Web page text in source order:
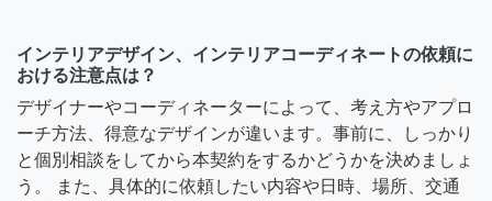
インテリアデザイン、インテリアコーディネートの依頼に
おける注意点は？
デザイナーやコーディネーターによって、考え方やアプロ
ーチ方法、得意なデザインが違います。事前に、しっかり
と個別相談をしてから本契約をするかどうかを決めましょ
う。 また、具体的に依頼したい内容や日時、場所、交通